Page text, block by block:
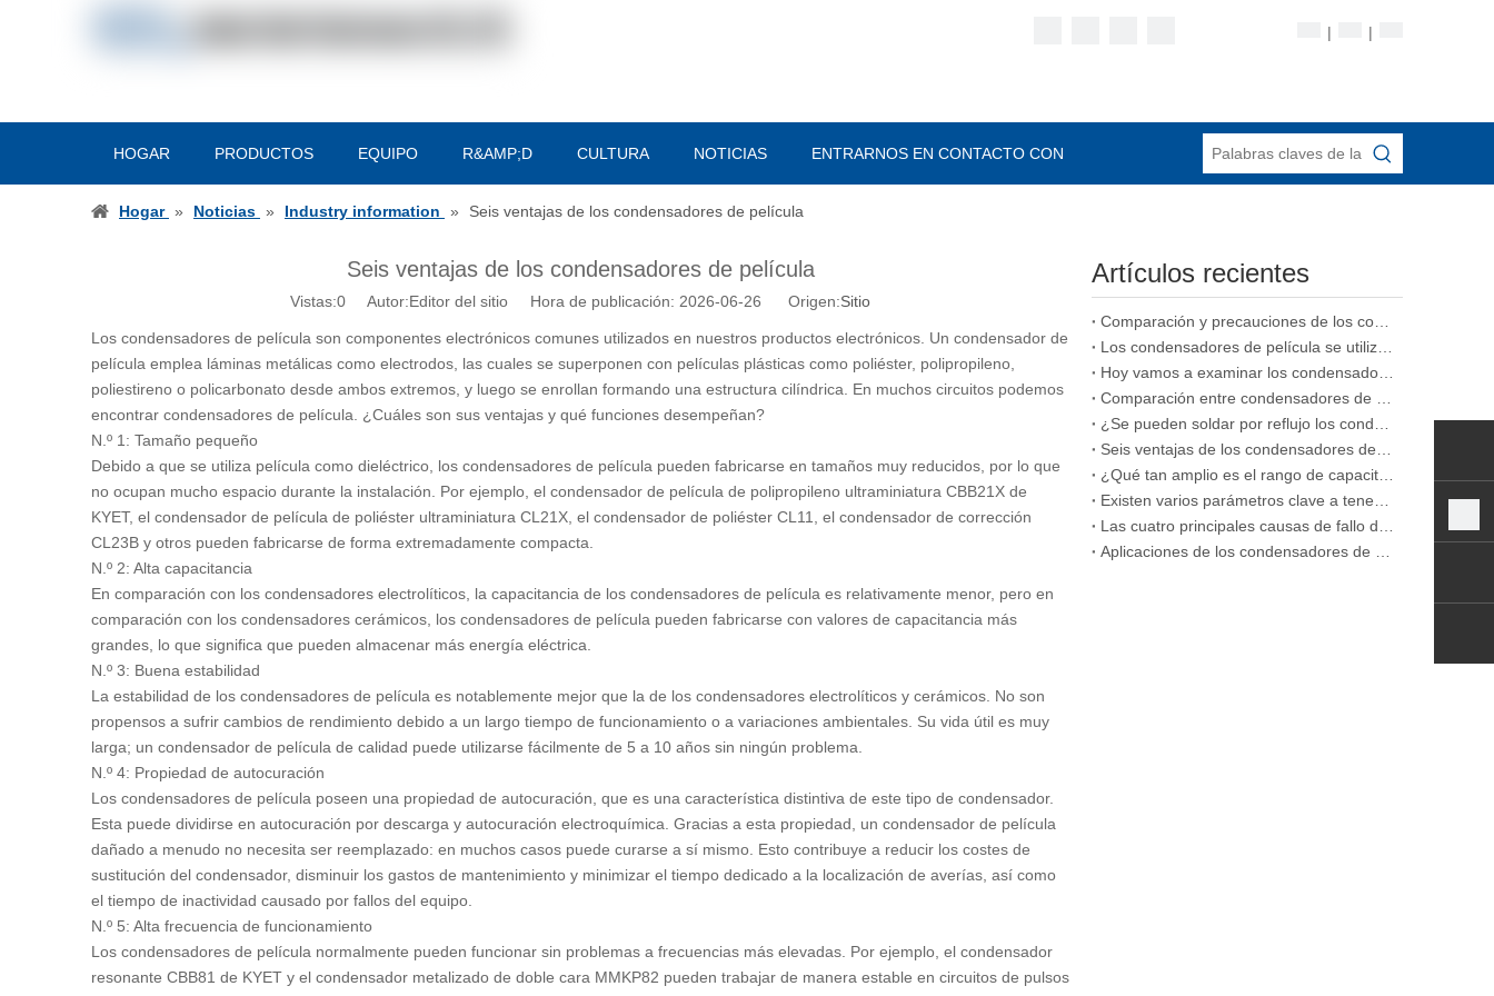
| |
HOGAR PRODUCTOS EQUIPO R&AMP;D CULTURA NOTICIAS ENTRARNOS EN CONTACTO CON
Hogar » Noticias » Industry information » Seis ventajas de los condensadores de película
Seis ventajas de los condensadores de película
Vistas:0 Autor:Editor del sitio Hora de publicación: 2026-06-26 Origen:Sitio
Los condensadores de película son componentes electrónicos comunes utilizados en nuestros productos electrónicos. Un condensador de
película emplea láminas metálicas como electrodos, las cuales se superponen con películas plásticas como poliéster, polipropileno,
poliestireno o policarbonato desde ambos extremos, y luego se enrollan formando una estructura cilíndrica. En muchos circuitos podemos
encontrar condensadores de película. ¿Cuáles son sus ventajas y qué funciones desempeñan?
N.º 1: Tamaño pequeño
Debido a que se utiliza película como dieléctrico, los condensadores de película pueden fabricarse en tamaños muy reducidos, por lo que
no ocupan mucho espacio durante la instalación. Por ejemplo, el condensador de película de polipropileno ultraminiatura CBB21X de
KYET, el condensador de película de poliéster ultraminiatura CL21X, el condensador de poliéster CL11, el condensador de corrección
CL23B y otros pueden fabricarse de forma extremadamente compacta.
N.º 2: Alta capacitancia
En comparación con los condensadores electrolíticos, la capacitancia de los condensadores de película es relativamente menor, pero en
comparación con los condensadores cerámicos, los condensadores de película pueden fabricarse con valores de capacitancia más
grandes, lo que significa que pueden almacenar más energía eléctrica.
N.º 3: Buena estabilidad
La estabilidad de los condensadores de película es notablemente mejor que la de los condensadores electrolíticos y cerámicos. No son
propensos a sufrir cambios de rendimiento debido a un largo tiempo de funcionamiento o a variaciones ambientales. Su vida útil es muy
larga; un condensador de película de calidad puede utilizarse fácilmente de 5 a 10 años sin ningún problema.
N.º 4: Propiedad de autocuración
Los condensadores de película poseen una propiedad de autocuración, que es una característica distintiva de este tipo de condensador.
Esta puede dividirse en autocuración por descarga y autocuración electroquímica. Gracias a esta propiedad, un condensador de película
dañado a menudo no necesita ser reemplazado: en muchos casos puede curarse a sí mismo. Esto contribuye a reducir los costes de
sustitución del condensador, disminuir los gastos de mantenimiento y minimizar el tiempo dedicado a la localización de averías, así como
el tiempo de inactividad causado por fallos del equipo.
N.º 5: Alta frecuencia de funcionamiento
Los condensadores de película normalmente pueden funcionar sin problemas a frecuencias más elevadas. Por ejemplo, el condensador
resonante CBB81 de KYET y el condensador metalizado de doble cara MMKP82 pueden trabajar de manera estable en circuitos de pulsos
Artículos recientes